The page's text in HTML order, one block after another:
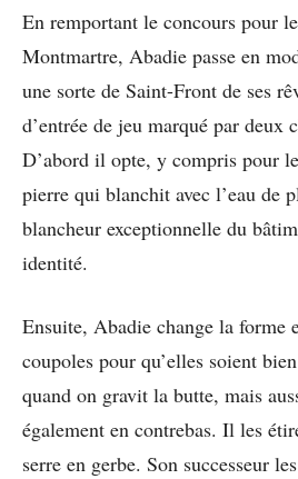
En remportant le concours pour
Montmartre, Abadie passe en
une sorte de Saint-Front de ses
d’entrée de jeu marqué par deux
D’abord il opte, y compris pour
pierre qui blanchit avec l’eau de
blancheur exceptionnelle du
identité.
Ensuite, Abadie change la forme
coupoles pour qu’elles soient
quand on gravit la butte, mais
également en contrebas. Il les
serre en gerbe. Son successeur